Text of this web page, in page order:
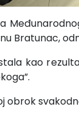
Bratunac,
kao
obrok